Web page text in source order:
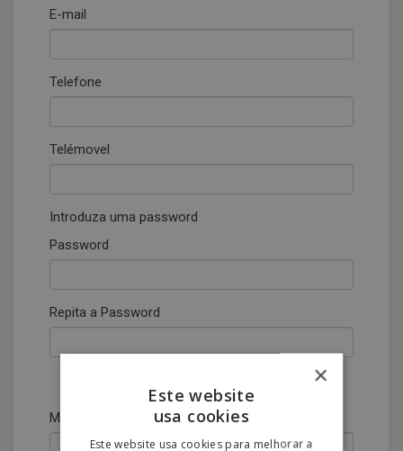
E-mail
Telefone
Telémovel
Introduza uma password
Password
Repita a Password
Morada
×
Este website
usa cookies
Este website usa cookies para melhorar a